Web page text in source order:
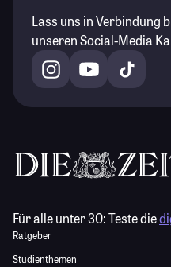
Lass uns in Verbindung
unseren Social-Media
Für alle unter 30:Teste die
Ratgeber
Studienthemen